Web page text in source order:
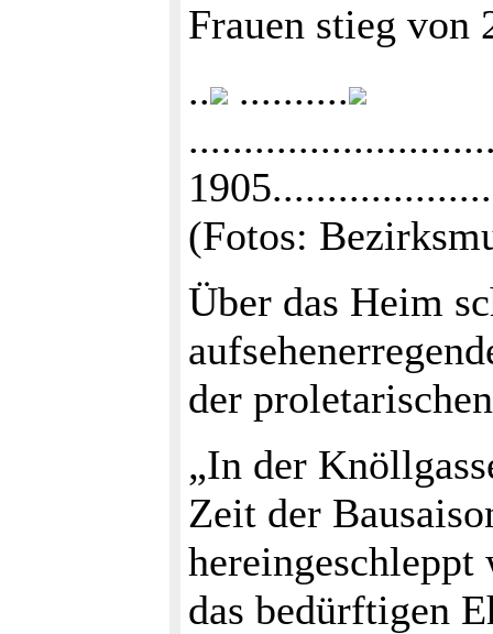
Frauen stieg von
..
..........
(Fotos:
Über das Heim
der
„In der
Zeit der
das bedürftigen